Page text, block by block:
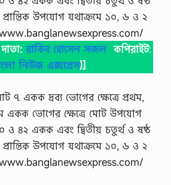
র
উ
ত্ত
র
0
1
ই
মে
ন্টে
দাতা:রাকিব হোসেন সজলকপিরাইট:
নিউজ এক্সপ্রেস)]